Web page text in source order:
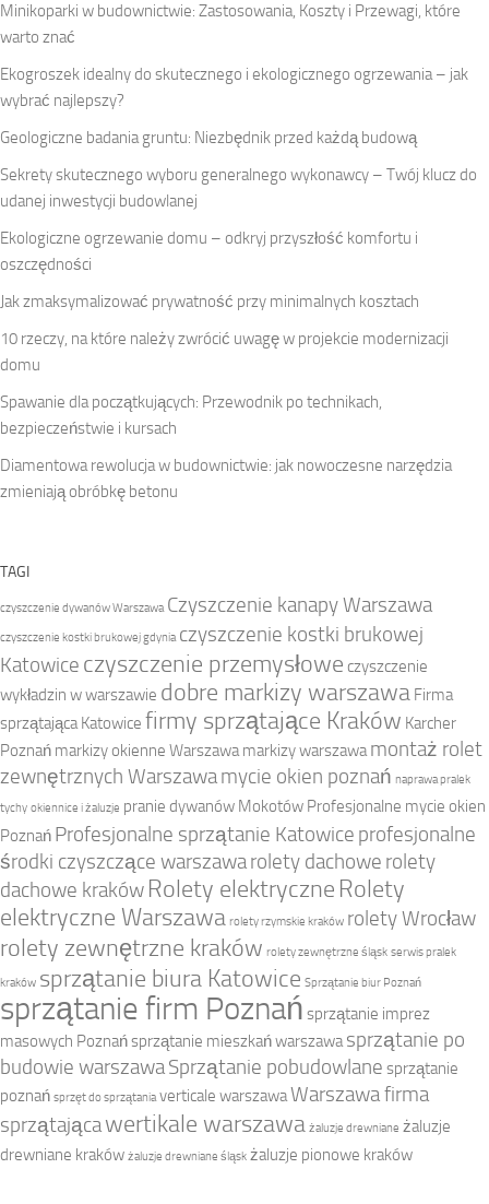
Minikoparki w budownictwie: Zastosowania, Koszty i Przewagi, które
warto znać
Ekogroszek idealny do skutecznego i ekologicznego ogrzewania – jak
wybrać najlepszy?
Geologiczne badania gruntu: Niezbędnik przed każdą budową
Sekrety skutecznego wyboru generalnego wykonawcy – Twój klucz do
udanej inwestycji budowlanej
Ekologiczne ogrzewanie domu – odkryj przyszłość komfortu i
oszczędności
Jak zmaksymalizować prywatność przy minimalnych kosztach
10 rzeczy, na które należy zwrócić uwagę w projekcie modernizacji
domu
Spawanie dla początkujących: Przewodnik po technikach,
bezpieczeństwie i kursach
Diamentowa rewolucja w budownictwie: jak nowoczesne narzędzia
zmieniają obróbkę betonu
TAGI
czyszczenie dywanów Warszawa Czyszczenie kanapy Warszawa
czyszczenie kostki brukowej gdynia czyszczenie kostki brukowej
Katowice czyszczenie przemysłowe czyszczenie
wykładzin w warszawie dobre markizy warszawa Firma
sprzątająca Katowice firmy sprzątające Kraków Karcher
Poznań markizy okienne Warszawa markizy warszawa montaż rolet
zewnętrznych Warszawamycie okien poznań naprawa pralek
tychy okiennice i żaluzje pranie dywanów Mokotów Profesjonalne mycie okien
Poznań Profesjonalne sprzątanie Katowice profesjonalne
środki czyszczące warszawarolety dachowe rolety
dachowe kraków Rolety elektryczne Rolety
elektryczne Warszawa rolety rzymskie kraków rolety Wrocław
rolety zewnętrzne kraków rolety zewnętrzne śląsk serwis pralek
kraków sprzątanie biura Katowice Sprzątanie biur Poznań
sprzątanie firm Poznań sprzątanie imprez
masowych Poznańsprzątanie mieszkań warszawa sprzątanie po
budowie warszawaSprzątanie pobudowlane sprzątanie
poznań sprzęt do sprzątania verticale warszawaWarszawa firma
sprzątającawertikale warszawa żaluzje drewniane żaluzje
drewniane kraków żaluzje drewniane śląsk żaluzje pionowe kraków